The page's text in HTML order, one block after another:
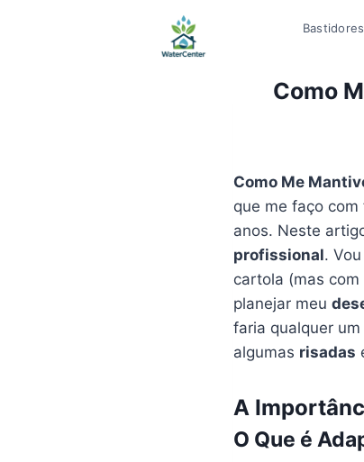
Como
Como Me
que me faço
anos. Neste
profissional.
cartola (mas
planejar meu
faria qualquer
algumas risadas
A
O Que é